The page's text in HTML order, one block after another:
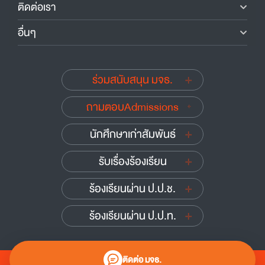
ติดต่อ มจธ.
ติดต่อเรา
อื่นๆ
ร่วมสนับสนุน มจธ.
ถามตอบAdmissions
นักศึกษาเก่าสัมพันธ์
รับเรื่องร้องเรียน
ร้องเรียนผ่าน ป.ป.ช.
ร้องเรียนผ่าน ป.ป.ท.